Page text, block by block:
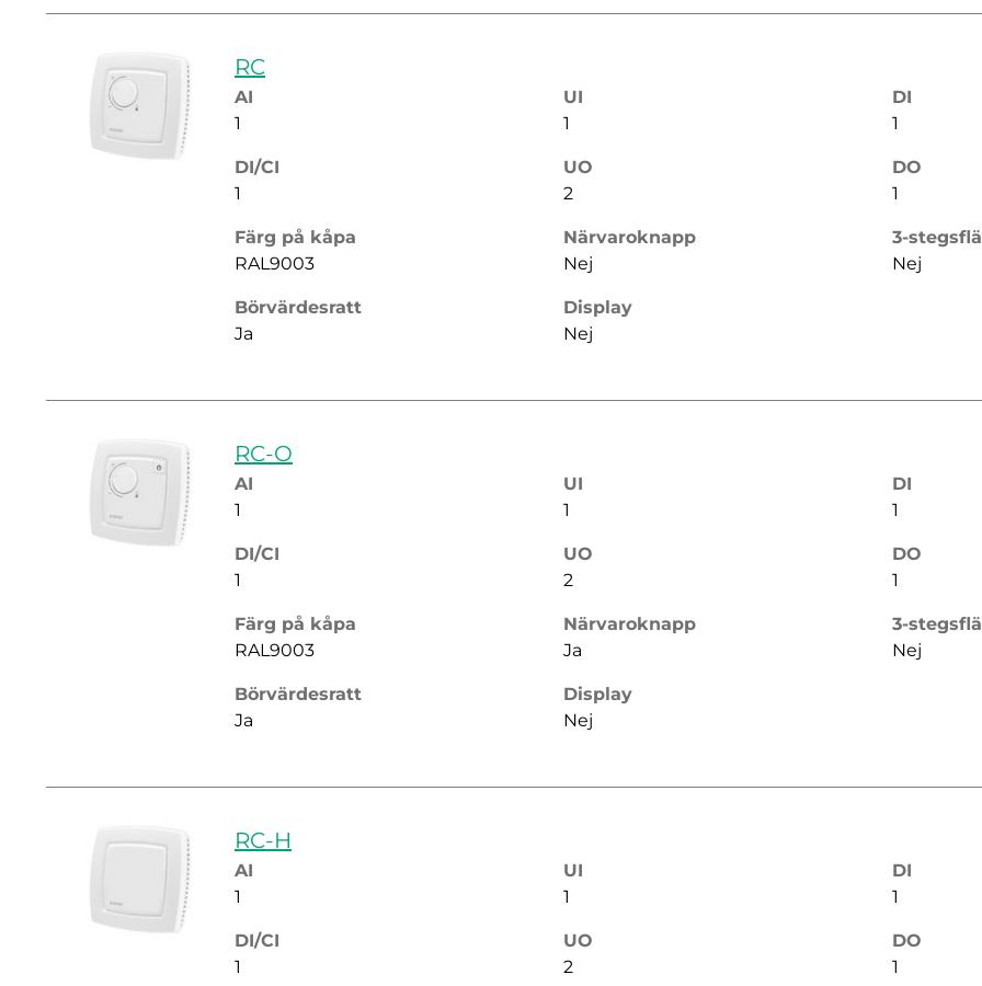
RC
AI
1
UI
1
DI
1
DI/CI
1
UO
2
DO
1
Färg på kåpa
RAL9003
Närvaroknapp
Nej
3-
Nej
Börvärdesratt
Ja
Display
Nej
RC-O
AI
1
UI
1
DI
1
DI/CI
1
UO
2
DO
1
Färg på kåpa
RAL9003
Närvaroknapp
Ja
3-
Nej
Börvärdesratt
Ja
Display
Nej
RC-H
AI
1
UI
1
DI
1
DI/CI
1
UO
2
DO
1